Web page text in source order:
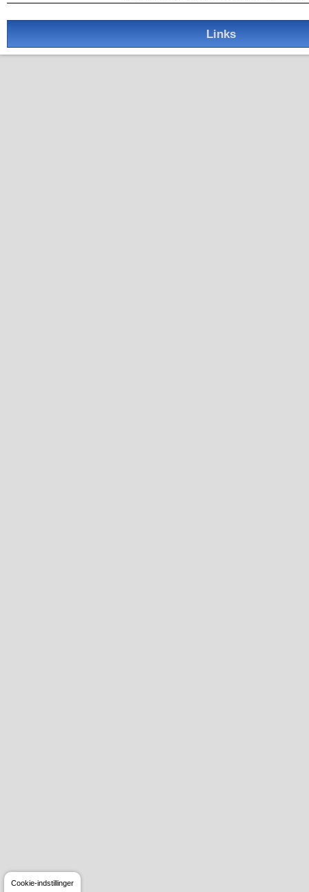
Links
Cookie-indstillinger